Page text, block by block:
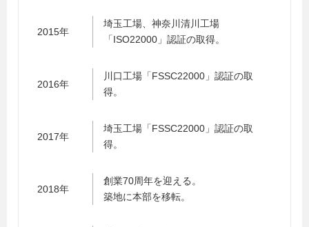
2015年
埼玉工場、神奈川清川工場
「ISO22000」認証の取得。
2016年
川口工場「FSSC22000」認証の取
得。
2017年
埼玉工場「FSSC22000」認証の取
得。
2018年
創業70周年を迎える。
築地に本部を移転。